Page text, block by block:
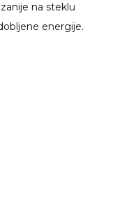
na steklu
energije.